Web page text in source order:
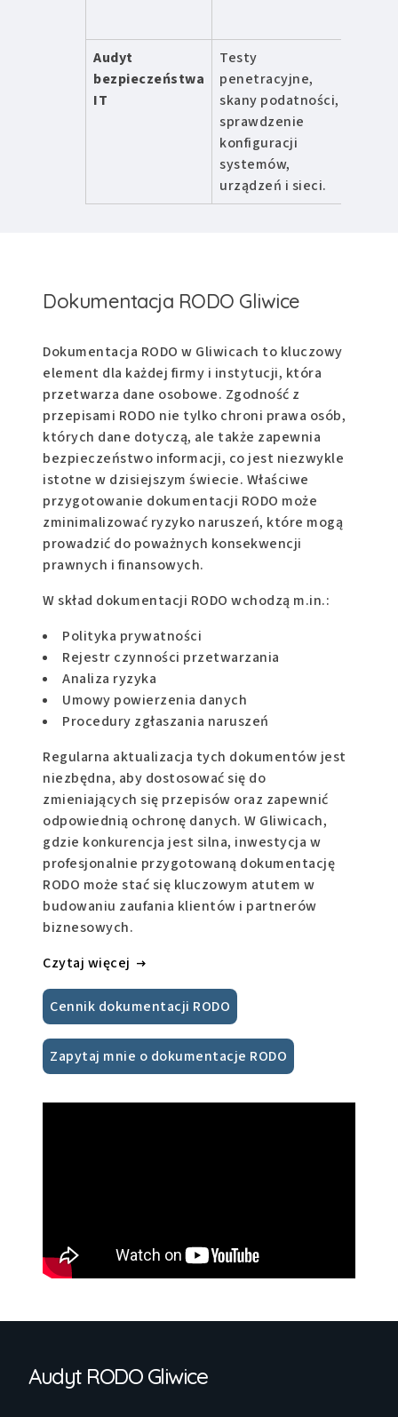
Audyt
bezpieczeństwa
IT
Testy
penetracyjne,
skany podatności,
sprawdzenie
konfiguracji
systemów,
urządzeń i sieci.
Dokumentacja RODO Gliwice
Dokumentacja RODO w Gliwicach to kluczowy
element dla każdej firmy i instytucji, która
przetwarza dane osobowe. Zgodność z
przepisami RODO nie tylko chroni prawa osób,
których dane dotyczą, ale także zapewnia
bezpieczeństwo informacji, co jest niezwykle
istotne w dzisiejszym świecie. Właściwe
przygotowanie dokumentacji RODO może
zminimalizować ryzyko naruszeń, które mogą
prowadzić do poważnych konsekwencji
prawnych i finansowych.
W skład dokumentacji RODO wchodzą m.in.:
Polityka prywatności
Rejestr czynności przetwarzania
Analiza ryzyka
Umowy powierzenia danych
Procedury zgłaszania naruszeń
Regularna aktualizacja tych dokumentów jest
niezbędna, aby dostosować się do
zmieniających się przepisów oraz zapewnić
odpowiednią ochronę danych. W Gliwicach,
gdzie konkurencja jest silna, inwestycja w
profesjonalnie przygotowaną dokumentację
RODO może stać się kluczowym atutem w
budowaniu zaufania klientów i partnerów
biznesowych.
Czytaj więcej
Cennik dokumentacji RODO
Zapytaj mnie o dokumentacje RODO
Audyt RODO Gliwice